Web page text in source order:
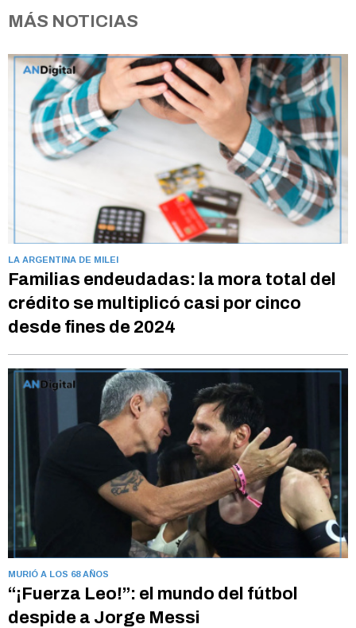
MÁS NOTICIAS
LA ARGENTINA DE MILEI
Familias endeudadas: la mora total del
crédito se multiplicó casi por cinco
desde fines de 2024
MURIÓ A LOS 68 AÑOS
“¡Fuerza Leo!”: el mundo del fútbol
despide a Jorge Messi